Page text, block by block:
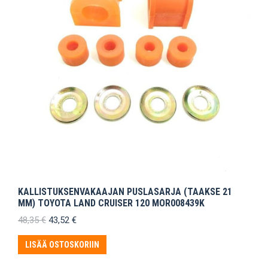
KALLISTUKSENVAKAAJAN PUSLASARJA (TAAKSE 21
MM) TOYOTA LAND CRUISER 120 MOR008439K
48,35€ Alkuperäinen
oli:
48,35 €.
43,52 €Nykyinen
on:
43,52 €.
LISÄÄ OSTOSKORIIN